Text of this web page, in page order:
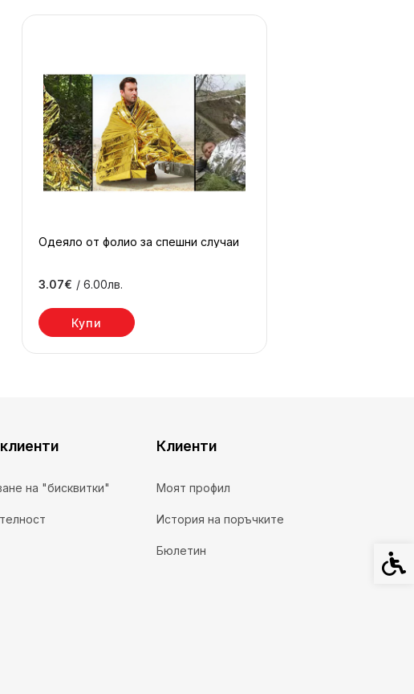
3.07€ / 6.00лв.
Одеяло от фолио за спешни случаи
Купи
на "бисквитки"
Клиенти
Моят профил
История на поръчките
Бюлетин